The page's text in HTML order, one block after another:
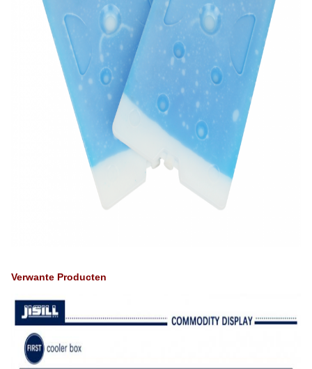
Verwante Producten